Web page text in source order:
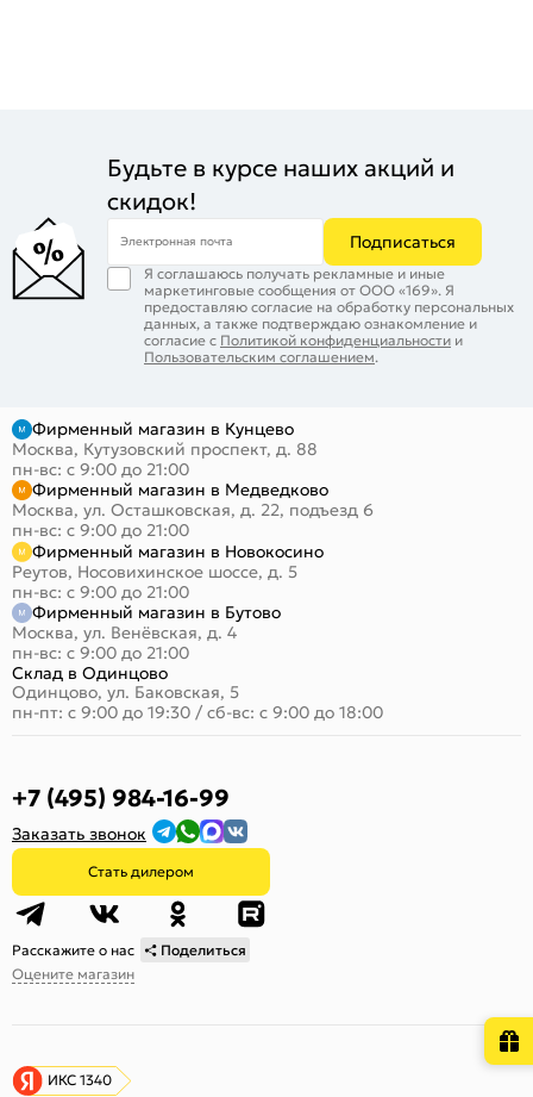
Будьте в курсе наших акций и
скидок!
Электронная почта Подписаться
Я соглашаюсь получать рекламные и иные
маркетинговые сообщения от ООО «169». Я
предоставляю согласие на обработку персональных
данных, а также подтверждаю ознакомление и
согласие с Политикой конфиденциальности и
Пользовательским соглашением.
Фирменный магазин в Кунцево
Москва, Кутузовский проспект, д. 88
пн-вс: с 9:00 до 21:00
Фирменный магазин в Медведково
Москва, ул. Осташковская, д. 22, подъезд 6
пн-вс: с 9:00 до 21:00
Фирменный магазин в Новокосино
Реутов, Носовихинское шоссе, д. 5
пн-вс: с 9:00 до 21:00
Фирменный магазин в Бутово
Москва, ул. Венёвская, д. 4
пн-вс: с 9:00 до 21:00
Склад в Одинцово
Одинцово, ул. Баковская, 5
пн-пт: с 9:00 до 19:30 / сб-вс: с 9:00 до 18:00
+7 (495) 984-16-99
Заказать звонок
Стать дилером
Расскажите о нас
Поделиться
Оцените магазин
ИКС 1340